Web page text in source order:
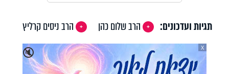
תגיות ועדכונים: הרב שלום כהן
הרב ניסים קרליץ
🔇
X